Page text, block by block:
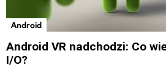
Android
Android VR nadchodzi: Co
I/O?